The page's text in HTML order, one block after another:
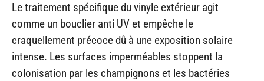
Le traitement spécifique du vinyle extérieur agit
comme un bouclier anti UV et empêche le
craquellement précoce dû à une exposition solaire
intense. Les surfaces imperméables stoppent la
colonisation par les champignons et les bactéries